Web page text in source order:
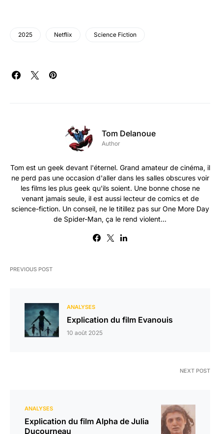
2025 Netflix Science Fiction
Tom Delanoue
Author
Tom est un geek devant l'éternel. Grand amateur de cinéma, il
ne perd pas une occasion d'aller dans les salles obscures voir
les films les plus geek qu'ils soient. Une bonne chose ne
venant jamais seule, il est aussi lecteur de comics et de
science-fiction. Un conseil, ne le titillez pas sur One More Day
de Spider-Man, ça le rend violent...
PREVIOUS POST
ANALYSES
Explication du film Evanouis
10 août 2025
NEXT POST
ANALYSES
Explication du film Alpha de Julia
Ducourneau